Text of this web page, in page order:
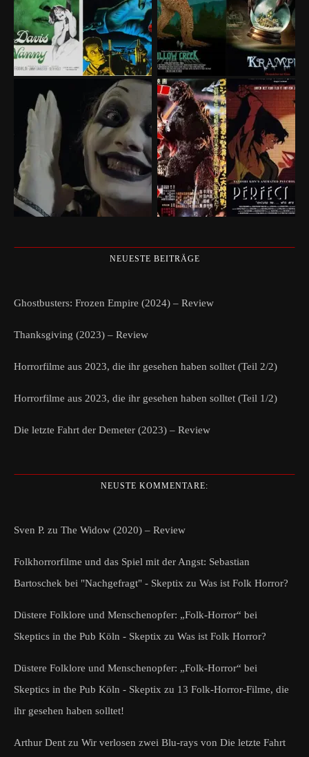
NEUESTE BEITRÄGE
Ghostbusters: Frozen Empire (2024) – Review
Thanksgiving (2023) – Review
Horrorfilme aus 2023, die ihr gesehen haben solltet (Teil 2/2)
Horrorfilme aus 2023, die ihr gesehen haben solltet (Teil 1/2)
Die letzte Fahrt der Demeter (2023) – Review
NEUSTE KOMMENTARE:
Sven P. zu The Widow (2020) – Review
Folkhorrorfilme und das Spiel mit der Angst: Sebastian
Bartoschek bei "Nachgefragt" - Skeptix zu Was ist Folk Horror?
Düstere Folklore und Menschenopfer: „Folk-Horror“ bei
Skeptics in the Pub Köln - Skeptix zu Was ist Folk Horror?
Düstere Folklore und Menschenopfer: „Folk-Horror“ bei
Skeptics in the Pub Köln - Skeptix zu 13 Folk-Horror-Filme, die
ihr gesehen haben solltet!
Arthur Dent zu Wir verlosen zwei Blu-rays von Die letzte Fahrt